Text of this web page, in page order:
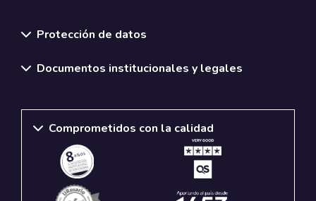
Protección de datos
Documentos institucionales y legales
Comprometidos con la calidad